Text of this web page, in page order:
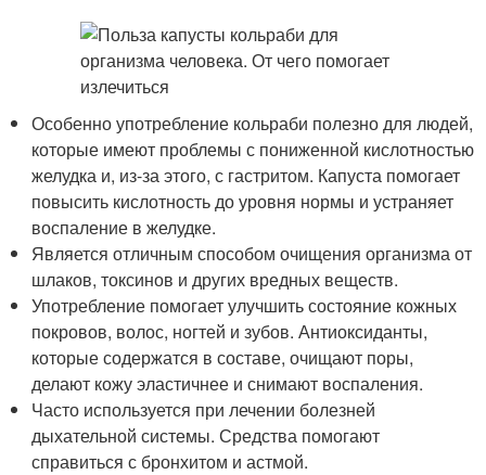
Особенно употребление кольраби полезно для людей,
которые имеют проблемы с пониженной кислотностью
желудка и, из-за этого, с гастритом. Капуста помогает
повысить кислотность до уровня нормы и устраняет
воспаление в желудке.
Является отличным способом очищения организма от
шлаков, токсинов и других вредных веществ.
Употребление помогает улучшить состояние кожных
покровов, волос, ногтей и зубов. Антиоксиданты,
которые содержатся в составе, очищают поры,
делают кожу эластичнее и снимают воспаления.
Часто используется при лечении болезней
дыхательной системы. Средства помогают
справиться с бронхитом и астмой.